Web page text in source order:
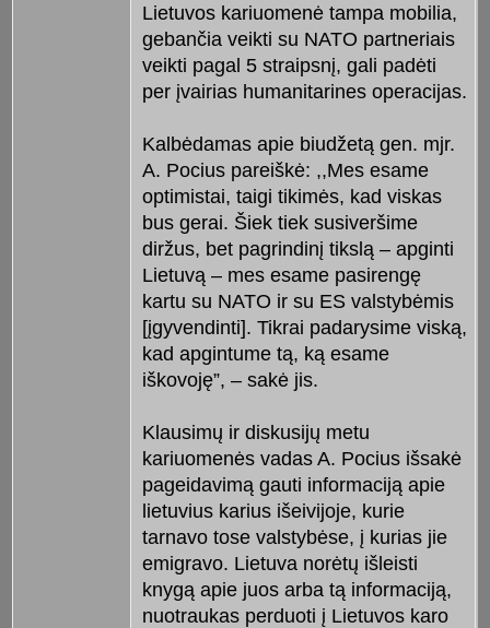
Lietuvos kariuomenė tampa mobilia,
gebančia veikti su NATO partneriais
veikti pagal 5 straipsnį, gali padėti
per įvairias humanitarines operacijas.
Kalbėdamas apie biudžetą gen. mjr.
A. Pocius pareiškė: ,,Mes esame
optimistai, taigi tikimės, kad viskas
bus gerai. Šiek tiek susiveršime
diržus, bet pagrindinį tikslą – apginti
Lietuvą – mes esame pasirengę
kartu su NATO ir su ES valstybėmis
[įgyvendinti]. Tikrai padarysime viską,
kad apgintume tą, ką esame
iškovoję”, – sakė jis.
Klausimų ir diskusijų metu
kariuomenės vadas A. Pocius išsakė
pageidavimą gauti informaciją apie
lietuvius karius išeivijoje, kurie
tarnavo tose valstybėse, į kurias jie
emigravo. Lietuva norėtų išleisti
knygą apie juos arba tą informaciją,
nuotraukas perduoti į Lietuvos karo